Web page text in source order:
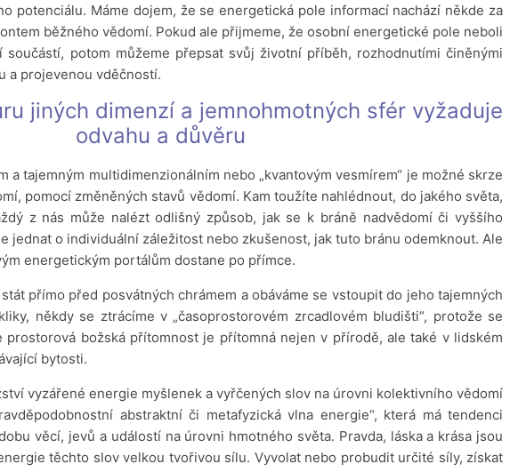
potenciálu. Máme dojem, že se energetická pole informací nachází někde za
běžného vědomí. Pokud ale přijmeme, že osobní energetické pole neboli
součástí, potom můžeme přepsat svůj životní příběh, rozhodnutími činěnými
a projevenou vděčností.
jiných dimenzí a jemnohmotných sfér vyžaduje
odvahu a důvěru
a tajemným multidimenzionálním nebo „kvantovým vesmírem“ je možné skrze
pomocí změněných stavů vědomí. Kam toužíte nahlédnout, do jakého světa,
z nás může nalézt odlišný způsob, jak se k bráně nadvědomí či vyššího
jednat o individuální záležitost nebo zkušenost, jak tuto bránu odemknout. Ale
energetickým portálům dostane po přímce.
přímo před posvátných chrámem a obáváme se vstoupit do jeho tajemných
někdy se ztrácíme v „časoprostorovém zrcadlovém bludišti“, protože se
prostorová božská přítomnost je přítomná nejen v přírodě, ale také v lidském
bytosti.
vyzářené energie myšlenek a vyřčených slov na úrovni kolektivního vědomí
abstraktní či metafyzická vlna energie“, která má tendenci
věcí, jevů a událostí na úrovni hmotného světa. Pravda, láska a krása jsou
těchto slov velkou tvořivou sílu. Vyvolat nebo probudit určité síly, získat